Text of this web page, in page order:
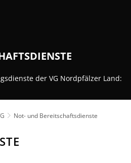
Verbandsgemeinde
erledige ich wo?
der Verwaltung
& Praktika
der VG Nordpfälzer Land:
Not- und Bereitschaftsdienste